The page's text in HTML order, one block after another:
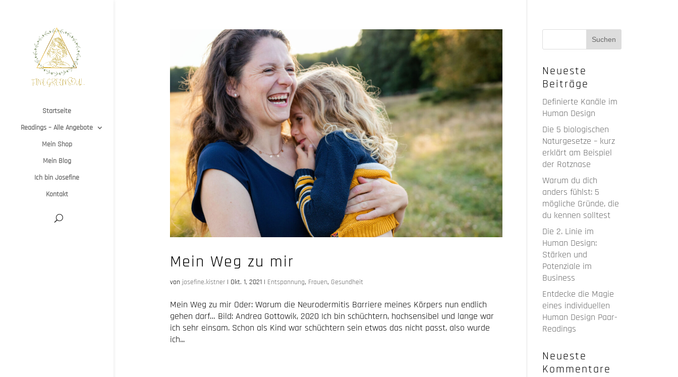
Startseite
Readings – Alle Angebote
Mein Shop
Mein Blog
Ich bin Josefine
Kontakt
Mein Weg zu mir
von josefine.kistner| Okt. 1, 2021| Entspannung, Frauen, Gesundheit
Mein Weg zu mir Oder: Warum die Neurodermitis Barriere meines Körpers nun endlich
gehen darf… Bild: Andrea Gottowik, 2020 Ich bin schüchtern, hochsensibel und lange war
ich sehr einsam. Schon als Kind war schüchtern sein etwas das nicht passt, also wurde
ich...
Neueste
Beiträge
Definierte Kanäle im
Human Design
Die 5 biologischen
Naturgesetze – kurz
erklärt am Beispiel
der Rotznase
Warum du dich
anders fühlst: 5
mögliche Gründe, die
du kennen solltest
Die 2. Linie im
Human Design:
Stärken und
Potenziale im
Business
Entdecke die Magie
eines individuellen
Human Design Paar-
Readings
Neueste
Kommentare